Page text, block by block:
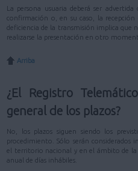
La persona usuaria deberá ser
confirmación o, en su caso, la
deficiencia de la transmisión implica que
realizarse la presentación en otro
Arriba
¿El Registro
general de los plazos?
No, los plazos siguen siendo los
procedimiento. Sólo serán considerados
el territorio nacional y en el ámbito de
anual de días inhábiles.